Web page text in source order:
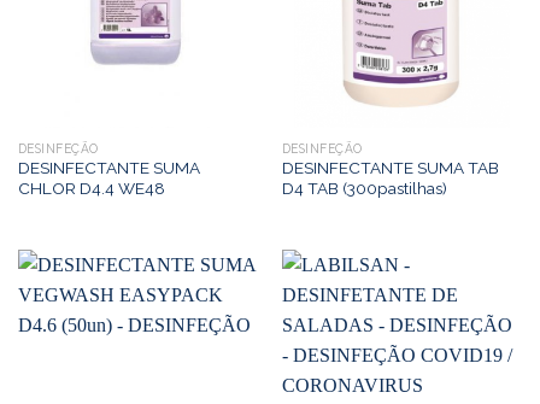
DESINFEÇÃO
DESINFECTANTE SUMA
CHLOR D4.4 WE48
DESINFEÇÃO
DESINFECTANTE SUMA TAB
D4 TAB (300pastilhas)